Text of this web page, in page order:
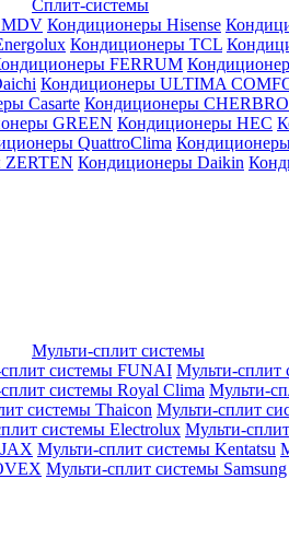
Сплит-системы
MDV Кондиционеры Hisense
Кондиционеры TCL
FERRUM
Кондиционеры ULTIMA
Casarte Кондиционеры
GREEN Кондиционеры HEC
QuattroClima
Кондиционеры Daikin
Мульти-сплит системы
системы FUNAI Мульти-сплит
системы Royal Clima Мульти-
системы Thaicon Мульти-сплит
системы Electrolux Мульти-
Мульти-сплит системы Kentatsu
Мульти-сплит системы Samsung